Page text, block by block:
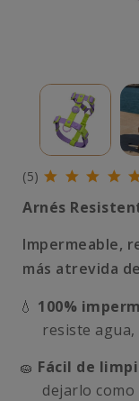
(5)
Arnés
Impermeable,
más atrevida
💧 100%
resiste
🧽 Fácil de
dejarlo como